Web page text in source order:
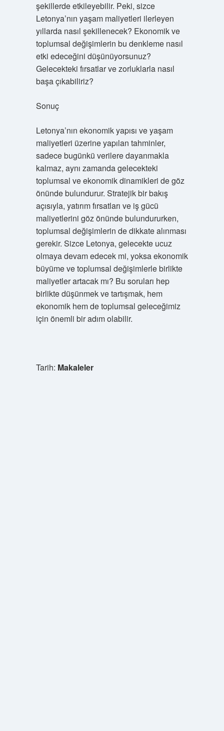
şekillerde etkileyebilir. Peki, sizce
Letonya’nın yaşam maliyetleri ilerleyen
yıllarda nasıl şekillenecek? Ekonomik ve
toplumsal değişimlerin bu denkleme nasıl
etki edeceğini düşünüyorsunuz?
Gelecekteki fırsatlar ve zorluklarla nasıl
başa çıkabiliriz?
Sonuç
Letonya’nın ekonomik yapısı ve yaşam
maliyetleri üzerine yapılan tahminler,
sadece bugünkü verilere dayanmakla
kalmaz, aynı zamanda gelecekteki
toplumsal ve ekonomik dinamikleri de göz
önünde bulundurur. Stratejik bir bakış
açısıyla, yatırım fırsatları ve iş gücü
maliyetlerini göz önünde bulundururken,
toplumsal değişimlerin de dikkate alınması
gerekir. Sizce Letonya, gelecekte ucuz
olmaya devam edecek mi, yoksa ekonomik
büyüme ve toplumsal değişimlerle birlikte
maliyetler artacak mı? Bu soruları hep
birlikte düşünmek ve tartışmak, hem
ekonomik hem de toplumsal geleceğimiz
için önemli bir adım olabilir.
Tarih: Makaleler